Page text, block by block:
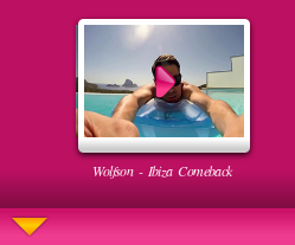
Wolfson - Ibiza Comeback